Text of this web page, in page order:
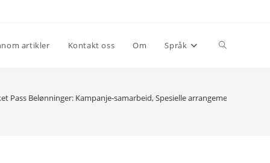
artikler Kontakt oss Om Språk Toggle
Pass Belønninger: Kampanje-samarbeid, Spesielle arrangementer,